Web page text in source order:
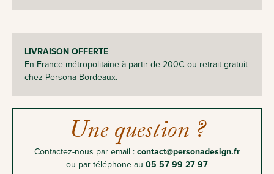
LIVRAISON OFFERTE
En France métropolitaine à partir de 200€ ou retrait gratuit
chez Persona Bordeaux.
Une question ?
Contactez-nous par email : contact@personadesign.fr
ou par téléphone au 05 57 99 27 97